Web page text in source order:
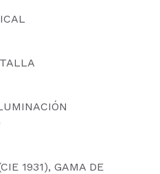
1931), GAMA DE